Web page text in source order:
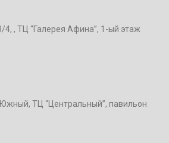
4, , ТЦ “Галерея Афина”, 1-ый этаж
ТЦ “Центральный”, павильон